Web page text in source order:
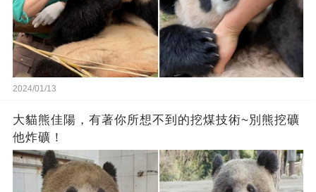
2024/01/13
大貓熊佳陽，有著你所想不到的挖煤技術~別熊挖礦
他炸礦！